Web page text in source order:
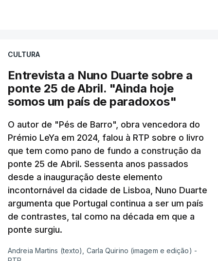
apreendido numa operação de droga.
CULTURA
Entrevista a Nuno Duarte sobre a
ponte 25 de Abril. "Ainda hoje
somos um país de paradoxos"
O autor de "Pés de Barro", obra vencedora do
Prémio LeYa em 2024, falou à RTP sobre o livro
que tem como pano de fundo a construção da
ponte 25 de Abril. Sessenta anos passados
desde a inauguração deste elemento
incontornável da cidade de Lisboa, Nuno Duarte
argumenta que Portugal continua a ser um país
de contrastes, tal como na década em que a
ponte surgiu.
Andreia Martins (texto), Carla Quirino (imagem e edição) -